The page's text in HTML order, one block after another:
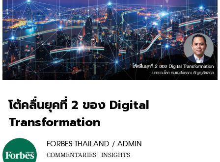
โต้คลื่นยุคที่ 2 ของ Digital
Transformation
FORBES THAILAND / ADMIN
COMMENTARIES |
INSIGHTS